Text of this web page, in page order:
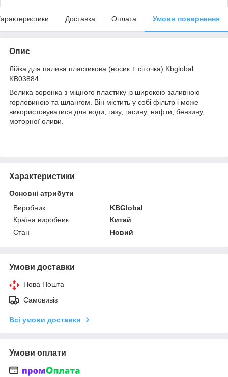
Доставка Оплата Умови повернення
Опис
Лійка для палива пластикова (носик + сіточка) Kbglobal
KB03884
Велика воронка з міцного пластику із широкою заливною
горловиною та шлангом. Він містить у собі фільтр і може
використовуватися для води, газу, гасину, нафти, бензину,
моторної оливи.
Характеристики
Основні атрибути
Виробник
KBGlobal
Країна виробник
Китай
Стан
Новий
Умови доставки
Нова Пошта
Самовивіз
Всі умови доставки
Умови оплати